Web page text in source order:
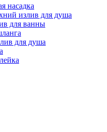
насадка
излив для душа
для ванны
для душа